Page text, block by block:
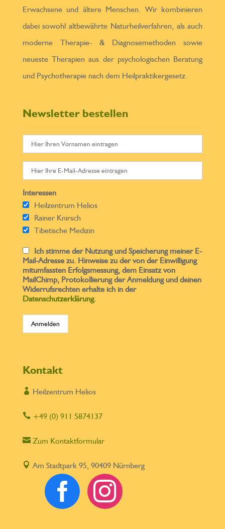
Erwachsene und ältere Menschen. Wir kombinieren
dabei sowohl altbewährte Naturheilverfahren, als auch
moderne Therapie- & Diagnosemethoden sowie
neueste Therapien aus der psychologischen Beratung
und Psychotherapie nach dem Heilpraktikergesetz.
Newsletter bestellen
Interessen
Heilzentrum Helios
Rainer Knirsch
Tibetische Medizin
Ich stimme der Nutzung und Speicherung meiner E-
Mail-Adresse zu. Hinweise zu der von der Einwilligung
mitumfassten Erfolgsmessung, dem Einsatz von
MailChimp, Protokollierung der Anmeldung und deinen
Widerrufsrechten erhalte ich in der
Datenschutzerklärung.
Kontakt
 Heilzentrum Helios
+49 (0) 911 5874137
Zum Kontaktformular
 Am Stadtpark 95, 90409 Nürnberg
 